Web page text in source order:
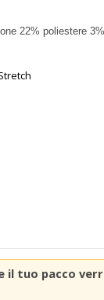
22% poliestere 3
il tuo pacco